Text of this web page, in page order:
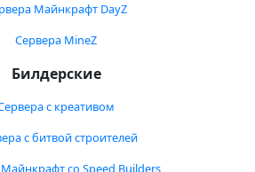
Майнкрафт DayZ
Сервера MineZ
Билдерские
с креативом
с битвой строителей
со Speed Builders